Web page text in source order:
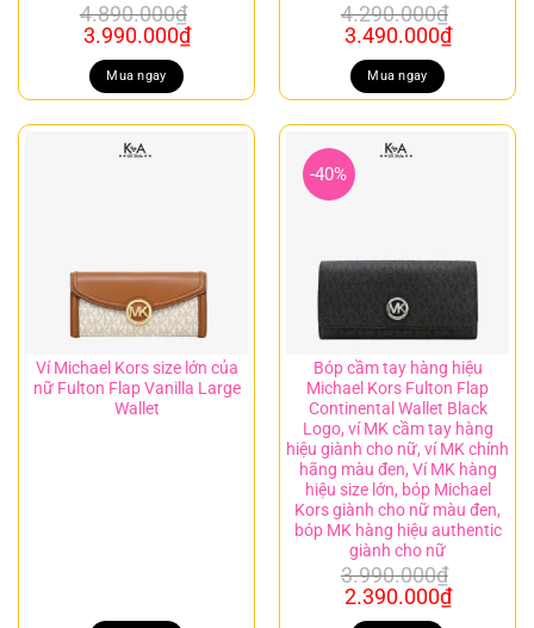
4.890.000₫
Giá
gốc
là:
4.890.000₫.
3.990.000₫Giá
là:
3.990.000₫.
Mua ngay
4.290.000₫
Giá
gốc
là:
4.290.000₫.
3.490.000₫Giá
là:
Mua ngay
Ví Michael Kors size lớn của
nữ Fulton Flap Vanilla Large
Wallet
-40%
Bóp cầm tay hàng hiệu
Michael Kors Fulton Flap
Continental Wallet Black
Logo, ví MK cầm tay hàng
hiệu giành cho nữ, ví MK chính
hãng màu đen, Ví MK hàng
hiệu size lớn, bóp Michael
Kors giành cho nữ màu đen,
bóp MK hàng hiệu authentic
giành cho nữ
3.990.000₫
Giá
gốc
2.390.000₫Giá